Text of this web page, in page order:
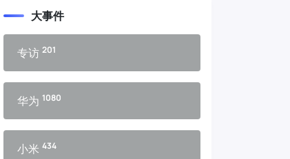
大事件
专访 201
华为 1080
小米 434